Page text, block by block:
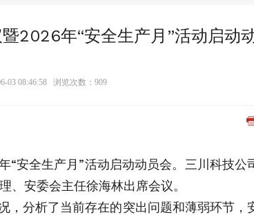
2026年“安全生产月”活动启动
03 08:46:58 浏览次数： 909
安全生产月”活动启动动员会。三川科技公
、安委会主任徐海林出席会议。
，分析了当前存在的突出问题和薄弱环节，